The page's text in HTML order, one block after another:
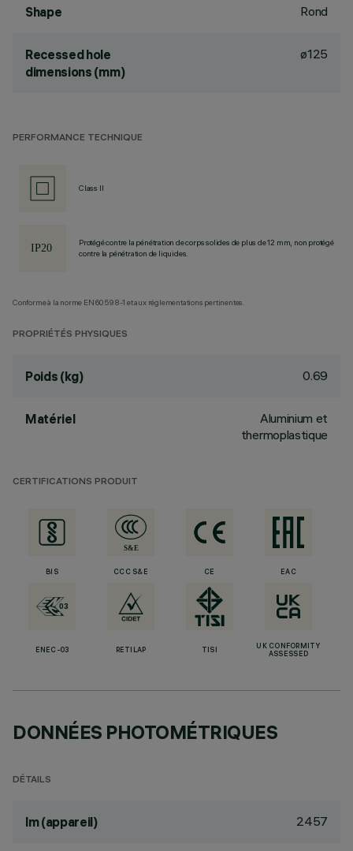
Shape Rond
Recessed hole
dimensions (mm)
ø125
PERFORMANCE TECHNIQUE
Class II
Protégé contre la pénétration de corps solides de plus de 12 mm, non protégé
contre la pénétration de liquides.
Conforme à la norme EN60598-1 et aux réglementations pertinentes.
PROPRIÉTÉS PHYSIQUES
Poids (kg) 0.69
Matériel
Aluminium et
thermoplastique
CERTIFICATIONS PRODUIT
BIS CCC S&E CE EAC
ENEC-03 RETILAP TISI
UK CONFORMITY
ASSESSED
DONNÉES PHOTOMÉTRIQUES
DÉTAILS
lm (appareil) 2457